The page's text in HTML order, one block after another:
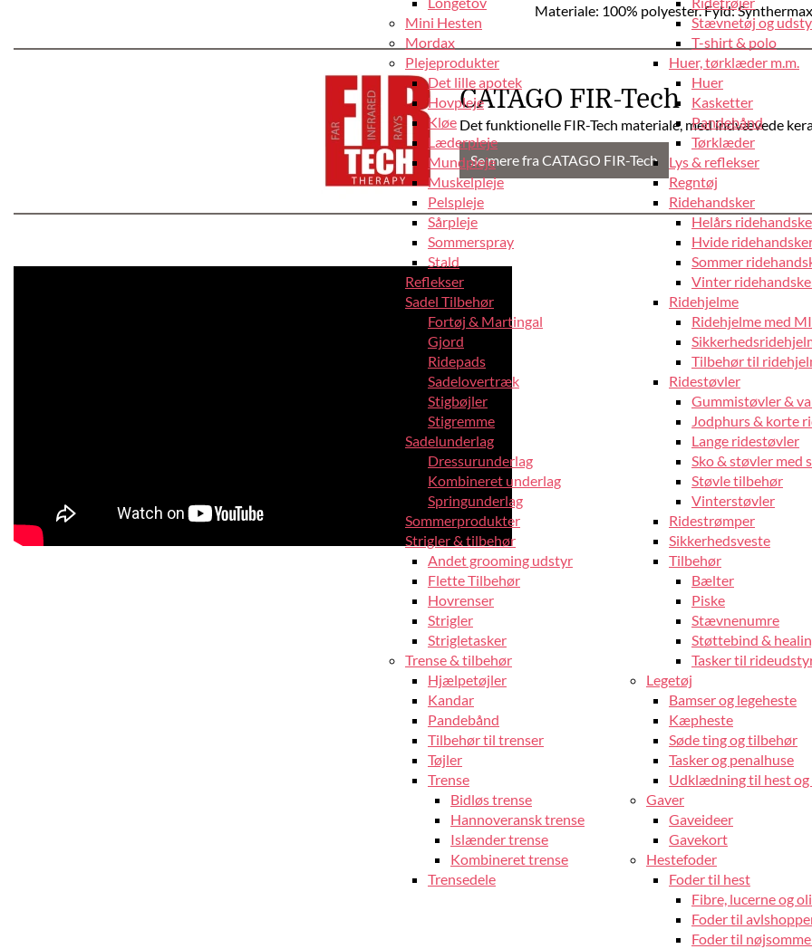
Mini Hesten
Mordax
Plejeprodukter
Det lille apotek
Hovpleje
Kløe
Læderpleje
Mundpleje
Muskelpleje
Pelspleje
Sårpleje
Sommerspray
Stald
Reflekser
Sadel Tilbehør
Fortøj & Martingal
Gjord
Ridepads
Sadelovertræk
Stigbøjler
Stigremme
Sadelunderlag
Dressurunderlag
Kombineret underlag
Springunderlag
Sommerprodukter
Strigler & tilbehør
Andet grooming udstyr
Flette Tilbehør
Hovrenser
Strigler
Strigletasker
Trense & tilbehør
Hjælpetøjler
Kandar
Pandebånd
Tilbehør til trenser
Tøjler
Trense
Bidløs trense
Hannoveransk trense
Islænder trense
Kombineret trense
Trensedele
Stævnetøj og
T-shirt & polo
Huer, tørklæder m.m.
Huer
Kasketter
Pandebånd
Tørklæder
Lys & reflekser
Regntøj
Ridehandsker
Helårs
Hvide
Sommer
Vinter
Ridehjelme
Ridehjelme med
Tilbehør til
Ridestøvler
Gummistøvler &
Jodphurs & korte
Lange ridestøvler
Sko & støvler med
Støvle tilbehør
Vinterstøvler
Ridestrømper
Sikkerhedsveste
Tilbehør
Bælter
Piske
Stævnenumre
Støttebind &
Tasker til
Legetøj
Bamser og legeheste
Kæpheste
Søde ting og tilbehør
Tasker og penalhuse
Udklædning til hest
Gaver
Gaveideer
Gavekort
Hestefoder
Foder til hest
Fibre, lucerne og
Foder til
Foder til
Materiale: 100% polyester. Fyld:
CATAGO FIR-Tech
Det funktionelle FIR-Tech materiale, med indvævede
Se mere fra CATAGO FIR-Tech